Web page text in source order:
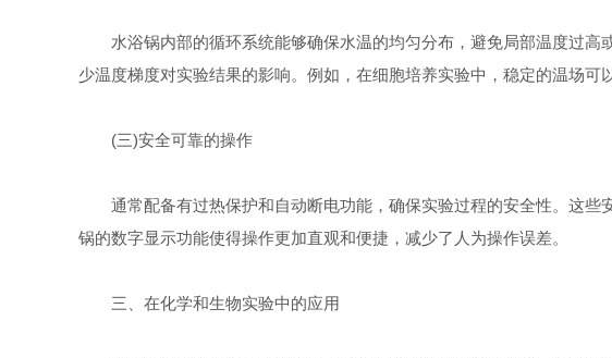
水浴锅内部的循环系统能够确保水温的均匀分布，避免局部温度过高
少温度梯度对实验结果的影响。例如，在细胞培养实验中，稳定的温场
(三)安全可靠的操作
通常配备有过热保护和自动断电功能，确保实验过程的安全性。这些
锅的数字显示功能使得操作更加直观和便捷，减少了人为操作误差。
三、在化学和生物实验中的应用